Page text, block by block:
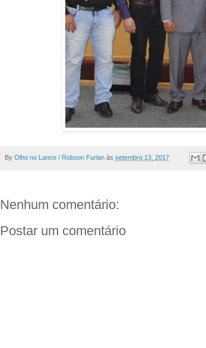
By Olho no Lance / Robson Furlan às setembro 13, 2017
Nenhum comentário:
Postar um comentário